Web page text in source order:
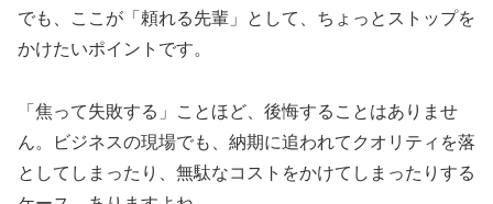
でも、ここが「頼れる先輩」として、ちょっとストップを
かけたいポイントです。
「焦って失敗する」ことほど、後悔することはありませ
ん。ビジネスの現場でも、納期に追われてクオリティを落
としてしまったり、無駄なコストをかけてしまったりする